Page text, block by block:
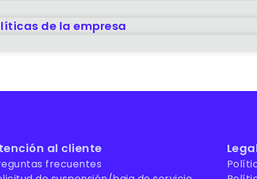
Enviar
de la empresa
al cliente
frecuentes